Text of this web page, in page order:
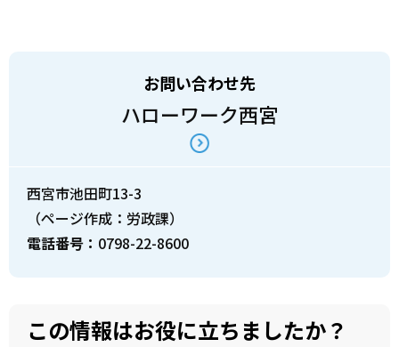
お問い合わせ先
ハローワーク西宮
西宮市池田町13-3
（ページ作成：労政課）
電話番号： 0798-22-8600
この情報はお役に立ちましたか？